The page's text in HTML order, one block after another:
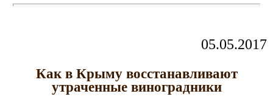
05.05.2017
Как в Крыму восстанавливают
утраченные виноградники